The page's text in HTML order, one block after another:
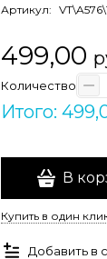
Артикул:
499,00
Количество
Итого:
В
Купить в один
Добавить в